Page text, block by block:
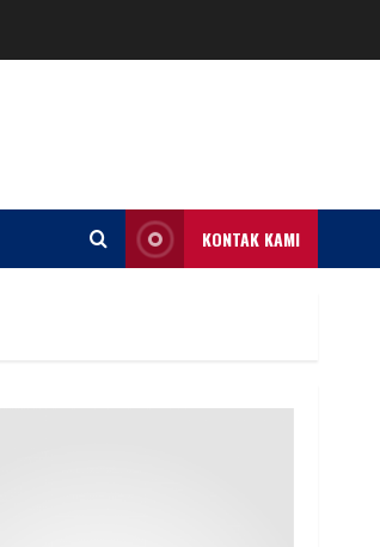
KONTAK KAMI